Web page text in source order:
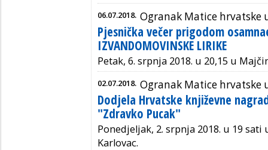
06.07.2018. Ogranak Matice hrvatske
Pjesnička večer prigodom
IZVANDOMOVINSKE LIRIKE
Petak, 6. srpnja 2018. u 20,15 u
02.07.2018. Ogranak Matice hrvatske
Dodjela Hrvatske književne
"Zdravko Pucak"
Ponedjeljak, 2. srpnja 2018. u 19
Karlovac.